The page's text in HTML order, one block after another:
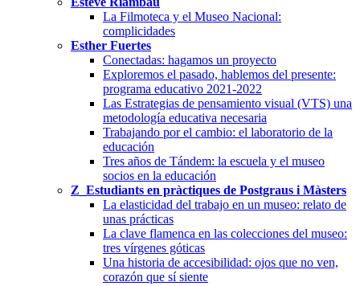
La Filmoteca y el Museo Nacional:
complicidades
Esther Fuertes
Conectadas: hagamos un proyecto
Exploremos el pasado, hablemos del presente:
programa educativo 2021-2022
Las Estrategias de pensamiento visual (VTS) una
metodología educativa necesaria
Trabajando por el cambio: el laboratorio de la
educación
Tres años de Tándem: la escuela y el museo
socios en la educación
Z_Estudiants en pràctiques de Postgraus i Màsters
La elasticidad del trabajo en un museo: relato de
unas prácticas
La clave flamenca en las colecciones del museo:
tres vírgenes góticas
Una historia de accesibilidad: ojos que no ven,
corazón que sí siente